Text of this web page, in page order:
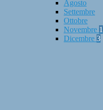
Agosto
Settembre
Ottobre
Novembre 1
Dicembre 3